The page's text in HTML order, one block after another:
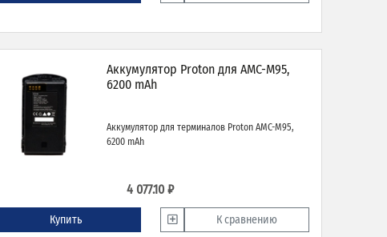
Аккумулятор Proton для AMC-M95,
6200 mAh
Аккумулятор для терминалов Proton AMC-M95,
6200 mAh
4 077.10 ₽
Купить К сравнению